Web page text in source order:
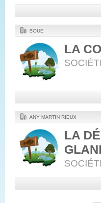
BOUE
LA
ANY MARTIN RIEUX
LA